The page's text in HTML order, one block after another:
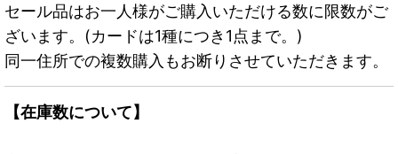
セール品はお一人様がご購入いただける数に限数がご
ざいます。(カードは1種につき1点まで。)
同一住所での複数購入もお断りさせていただきます。
【在庫数について】